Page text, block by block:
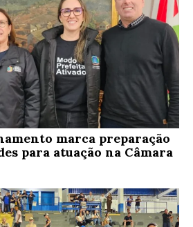
marca preparação
para atuação na Câmara